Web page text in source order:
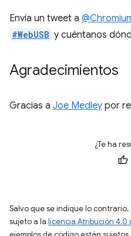
Envía un tweet a
#WebUSB y cuéntanos
Agradecimientos
Gracias a Joe Medley por
¿Te ha
Salvo que se indique lo
sujeto a la licencia Atribución 4.0